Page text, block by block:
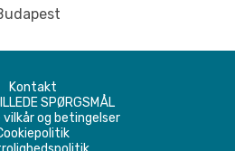
Kontakt
SPØRGSMÅL
vilkår og betingelser